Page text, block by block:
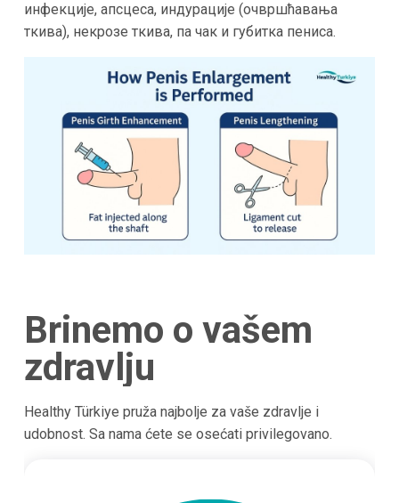
инфекције, апсцеса, индурације (очвршћавања
ткива), некрозе ткива, па чак и губитка пениса.
Brinemo o vašem
zdravlju
Healthy Türkiye pruža najbolje za vaše zdravlje i
udobnost. Sa nama ćete se osećati privilegovano.